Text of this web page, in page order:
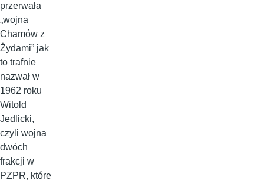
przerwała
„wojna
Chamów z
Żydami” jak
to trafnie
nazwał w
1962 roku
Witold
Jedlicki,
czyli wojna
dwóch
frakcji w
PZPR, które